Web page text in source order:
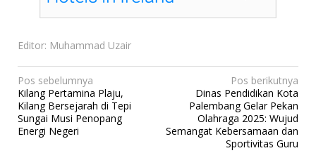
Editor: Muhammad Uzair
N
a
v
i
Pos sebelumnya
Kilang Pertamina Plaju,
Kilang Bersejarah di Tepi
Sungai Musi Penopang
Energi Negeri
Pos berikutnya
Dinas Pendidikan Kota
Palembang Gelar Pekan
Olahraga 2025: Wujud
Semangat Kebersamaan dan
Sportivitas Guru